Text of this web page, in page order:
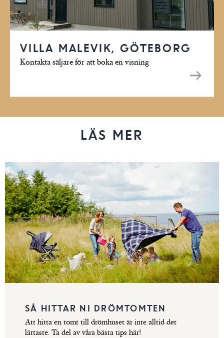
VILLA MALEVIK, GÖTEBORG
Kontakta säljare för att boka en visning
LÄS MER
SÅ HITTAR NI DRÖMTOMTEN
Att hitta en tomt till drömhuset är inte alltid det
lättaste. Ta del av våra bästa tips här!